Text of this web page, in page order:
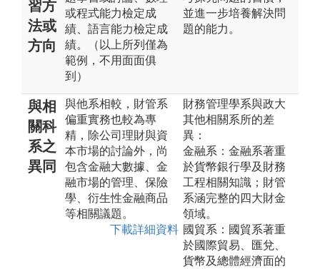
習方
法或
方向
或程式能力檢定成
績、語言能力檢定成
績。（以上所列僅為
範例，不用面面俱
到）
並進一步培養解決問
題的能力。
與相
關科
系之
異同
與他系相較，財管系
偏重實務也較為專
精，除公司理財與資
本市場的討論外，尚
包含金融大數據、金
融市場的管理、保險
學、衍生性金融商品
等相關議題。
下載詳細資料
財務管理學系與政大
其他相關系所的差
異：
金融系：金融系著重
於貨幣銀行學及財務
工程相關知識；財管
系涵完整的四大財金
領域。
國貿系：國貿系著重
於國際貿易、匯兌、
貨幣及總體經濟面的